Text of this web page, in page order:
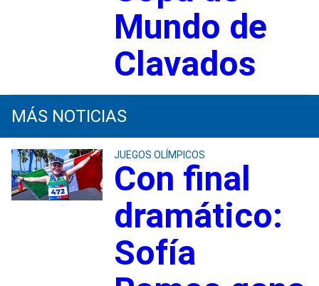
Mundo de
Clavados
MÁS NOTICIAS
JUEGOS OLÍMPICOS
Con final
dramático:
Sofía